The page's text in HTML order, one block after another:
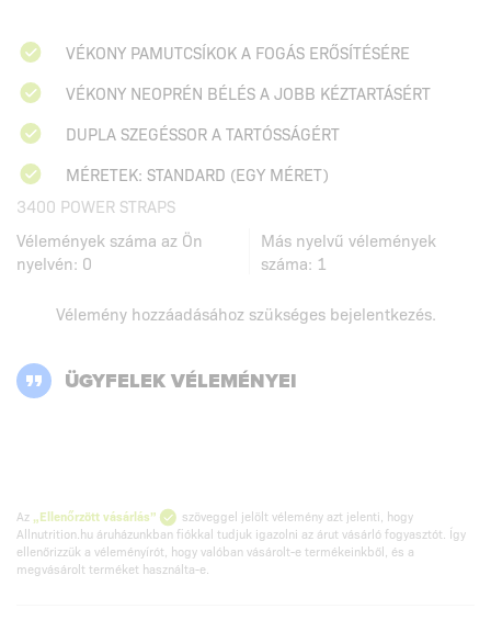
VÉKONY PAMUTCSÍKOK A FOGÁS ERŐSÍTÉSÉRE
VÉKONY NEOPRÉN BÉLÉS A JOBB KÉZTARTÁSÉRT
DUPLA SZEGÉSSOR A TARTÓSSÁGÉRT
MÉRETEK: STANDARD (EGY MÉRET)
3400 POWER STRAPS
Vélemények száma az Ön
nyelvén: 0
Más nyelvű vélemények
száma: 1
Vélemény hozzáadásához szükséges bejelentkezés.
ÜGYFELEK VÉLEMÉNYEI
Az „Ellenőrzött vásárlás”
szöveggel jelölt vélemény azt jelenti, hogy
Allnutrition.hu áruházunkban fiókkal tudjuk igazolni az árut vásárló fogyasztót. Így
ellenőrizzük a véleményírót, hogy valóban vásárolt-e termékeinkből, és a
megvásárolt terméket használta-e.